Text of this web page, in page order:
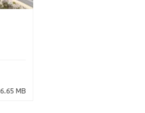
6.65 MB